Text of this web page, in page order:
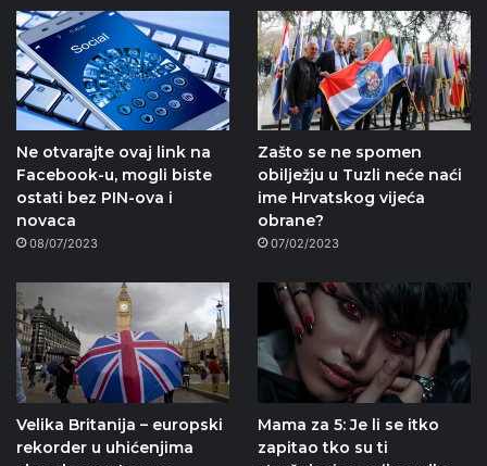
Ne otvarajte ovaj link na
Facebook-u, mogli biste
ostati bez PIN-ova i
novaca
08/07/2023
Zašto se ne spomen
obilježju u Tuzli neće naći
ime Hrvatskog vijeća
obrane?
07/02/2023
Velika Britanija – europski
rekorder u uhićenjima
Mama za 5: Je li se itko
zapitao tko su ti